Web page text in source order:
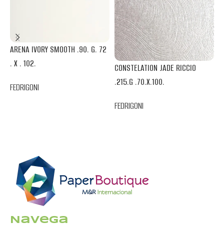
ARENA IVORY SMOOTH .90. G. 72
. X . 102.
FEDRIGONI
CONSTELATION JADE RICCIO
.215.G .70.X.100.
FEDRIGONI
Navega